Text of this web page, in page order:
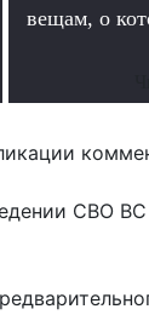
вещам, о
СВО